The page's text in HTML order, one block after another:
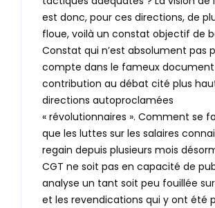
est donc, pour ces directions, de
floue, voilà un constat objectif de
Constat qui n’est absolument pas
compte dans le fameux
contribution au débat cité plus
directions autoproclamées
« révolutionnaires ». Comment se
que les luttes sur les salaires
regain depuis plusieurs mois
CGT ne soit pas en capacité de
analyse un tant soit peu fouillée
et les revendications qui y ont été